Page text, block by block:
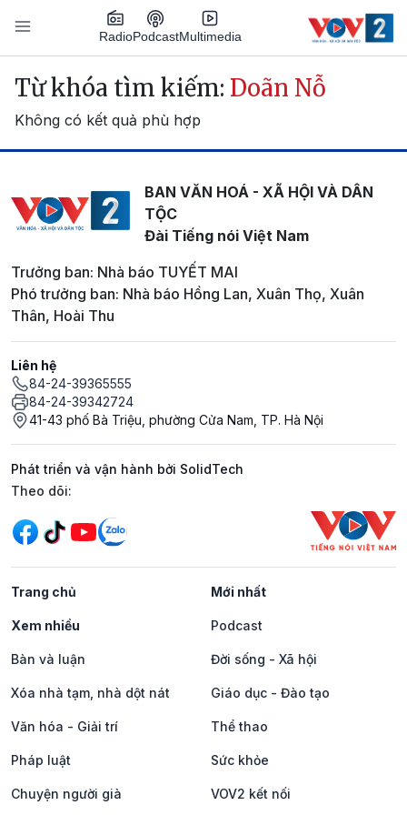
Nhảy đến nội dung
RadioPodcastMultimedia
Main navigation
Từ khóa tìm kiếm: Doãn Nỗ
Không có kết quả phù hợp
BAN VĂN HOÁ - XÃ HỘI VÀ DÂN
TỘC
Đài Tiếng nói Việt Nam
Trưởng ban: Nhà báo TUYẾT MAI
Phó trưởng ban: Nhà báo Hồng Lan, Xuân Thọ, Xuân
Thân, Hoài Thu
Liên hệ
84-24-39365555
84-24-39342724
41-43 phố Bà Triệu, phường Cửa Nam, TP. Hà Nội
Phát triển và vận hành bởi SolidTech
Mạng xã hội
Theo dõi:
Trang chủ Mới nhất
Xem nhiều Podcast
Bàn và luận Đời sống - Xã hội
Xóa nhà tạm, nhà dột nát Giáo dục - Đào tạo
Văn hóa - Giải trí Thể thao
Pháp luật Sức khỏe
Chuyện người già VOV2 kết nối